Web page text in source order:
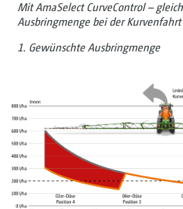
Mit AmaSelect CurveControl –
Ausbringmenge bei der Kurvenfahrt
1. Gewünschte Ausbringmenge